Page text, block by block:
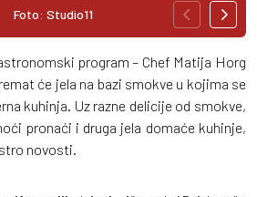
Foto: Studio11
program – Chef Matija Horg
će jela na bazi smokve u kojima se
kuhinja. Uz razne delicije od smokve,
pronaći i druga jela domaće kuhinje,
novosti.